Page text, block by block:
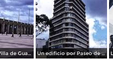
El atrio de la Villa de Guadalupe 1950. Un edificio por Paseo de La Reforma 1950